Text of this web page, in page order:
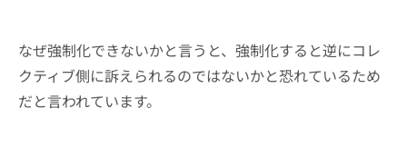
なぜ強制化できないかと言うと、強制化すると逆にコレ
クティブ側に訴えられるのではないかと恐れているため
だと言われています。